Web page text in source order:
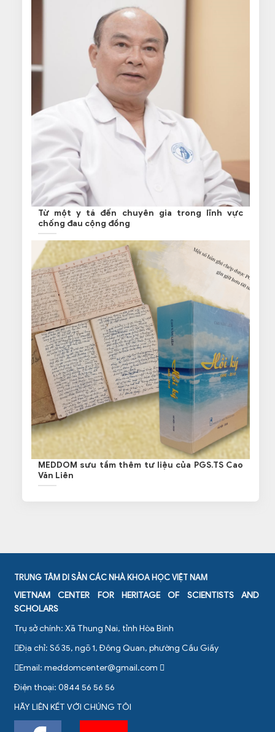
Từ một y tá đến chuyên gia trong lĩnh vực
chống đau cộng đồng
MEDDOM sưu tầm thêm tư liệu của PGS.TS Cao
Văn Liên
TRUNG TÂM DI SẢN CÁC NHÀ KHOA HỌC VIỆT NAM
VIETNAM CENTER FOR HERITAGE OF SCIENTISTS AND
SCHOLARS
Trụ sở chính: Xã Thung Nai, tỉnh Hòa Bình
Địa chỉ: Số 35, ngõ 1, Đông Quan, phường Cầu Giấy
Email: meddomcenter@gmail.com
Điện thoại: 0844 56 56 56
HÃY LIÊN KẾT VỚI CHÚNG TÔI